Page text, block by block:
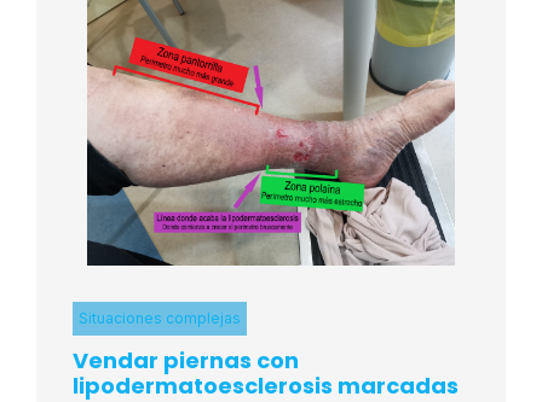
Situaciones complejas
Vendar piernas con
lipodermatoesclerosis marcadas